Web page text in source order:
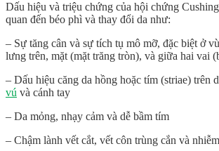
Dấu hiệu và triệu chứng của hội chứng
quan đến béo phì và thay đổi da như:
– Sự tăng cân và sự tích tụ mô mỡ, đặc biệt ở
lưng trên, mặt (mặt trăng tròn), và giữa hai vai
– Dấu hiệu căng da hồng hoặc tím (striae) trên
vú và cánh tay
– Da mỏng, nhạy cảm và dễ bầm tím
– Chậm lành vết cắt, vết côn trùng cắn và